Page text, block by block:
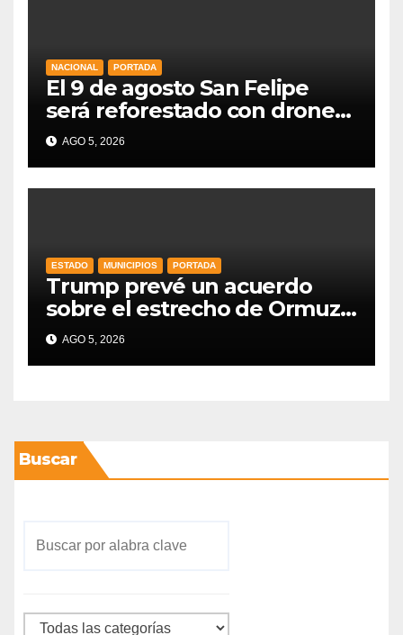
NACIONAL PORTADA
El 9 de agosto San Felipe
será reforestado con drones,
como parte de la Jornada
Nacional a la que se suma
AGO 5, 2026
ESTADO MUNICIPIOS PORTADA
Trump prevé un acuerdo
sobre el estrecho de Ormuz
esta misma semana
AGO 5, 2026
Buscar